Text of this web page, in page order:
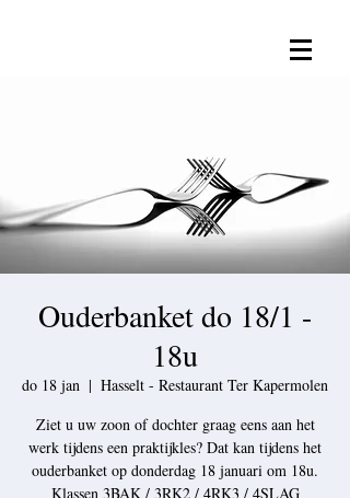
Ouderbanket do 18/1 -
18u
do 18 jan
  |
Hasselt - Restaurant Ter Kapermolen
Ziet u uw zoon of dochter graag eens aan het
werk tijdens een praktijkles? Dat kan tijdens het
ouderbanket op donderdag 18 januari om 18u.
Klassen 3BAK / 3RK2 / 4RK3 / 4SLAG